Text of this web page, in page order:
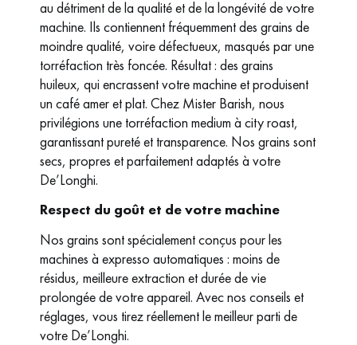
au détriment de la qualité et de la longévité de votre
machine. Ils contiennent fréquemment des grains de
moindre qualité, voire défectueux, masqués par une
torréfaction très foncée. Résultat : des grains
huileux, qui encrassent votre machine et produisent
un café amer et plat. Chez Mister Barish, nous
privilégions une torréfaction medium à city roast,
garantissant pureté et transparence. Nos grains sont
secs, propres et parfaitement adaptés à votre
De’Longhi.
Respect du goût et de votre machine
Nos grains sont spécialement conçus pour les
machines à expresso automatiques : moins de
résidus, meilleure extraction et durée de vie
prolongée de votre appareil. Avec nos conseils et
réglages, vous tirez réellement le meilleur parti de
votre De’Longhi.